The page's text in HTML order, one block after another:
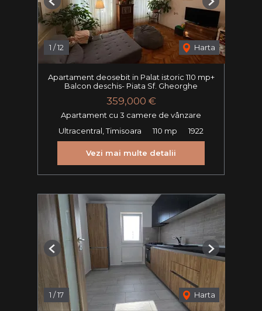
1 /12 Harta
Previous Next
Apartament deosebit in Palat istoric 110 mp+
Balcon deschis- Piata Sf. Gheorghe
359,000 €
Apartament cu 3 camere de vânzare
Ultracentral, Timisoara
110 mp 1922
Vezi mai multe detalii
1 /17 Harta
Previous Next